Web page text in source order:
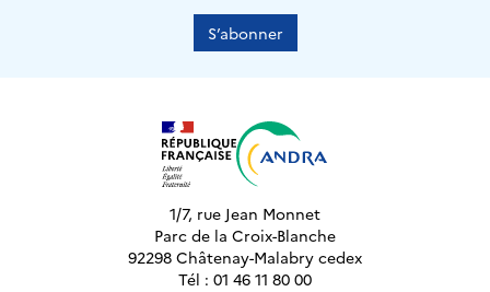
S’abonner
1/7, rue Jean Monnet
Parc de la Croix-Blanche
92298 Châtenay-Malabry cedex
Tél : 01 46 11 80 00